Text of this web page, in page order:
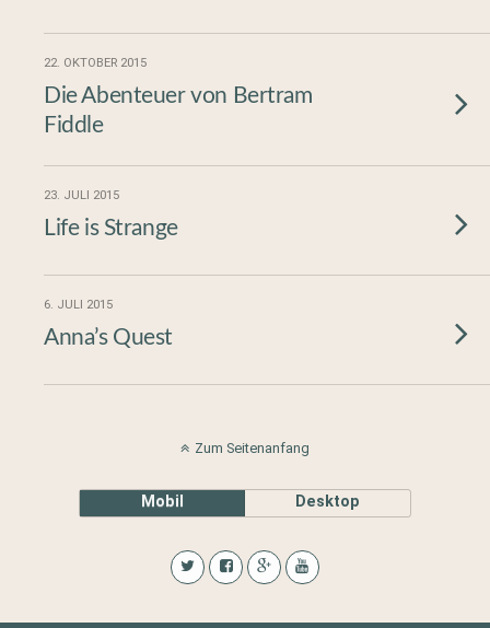
22. OKTOBER 2015
Die Abenteuer von Bertram
Fiddle
23. JULI 2015
Life is Strange
6. JULI 2015
Anna’s Quest
Zum Seitenanfang
Mobil Desktop